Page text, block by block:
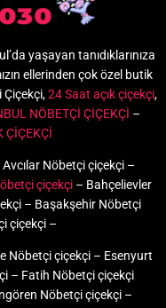
yaşayan tanıdıklarınıza
ellerinden çok özel butik
24 Saat açık çiçekçi,
NÖBETÇİ ÇİÇEKÇİ –
ÇİÇEKÇİ
Avcılar Nöbetçi çiçekçi –
çiçekçi– Bahçelievler
– Başakşehir Nöbetçi
çiçekçi –
Nöbetçi çiçekçi – Esenyurt
– Fatih Nöbetçi çiçekçi
Nöbetçi çiçekçi –